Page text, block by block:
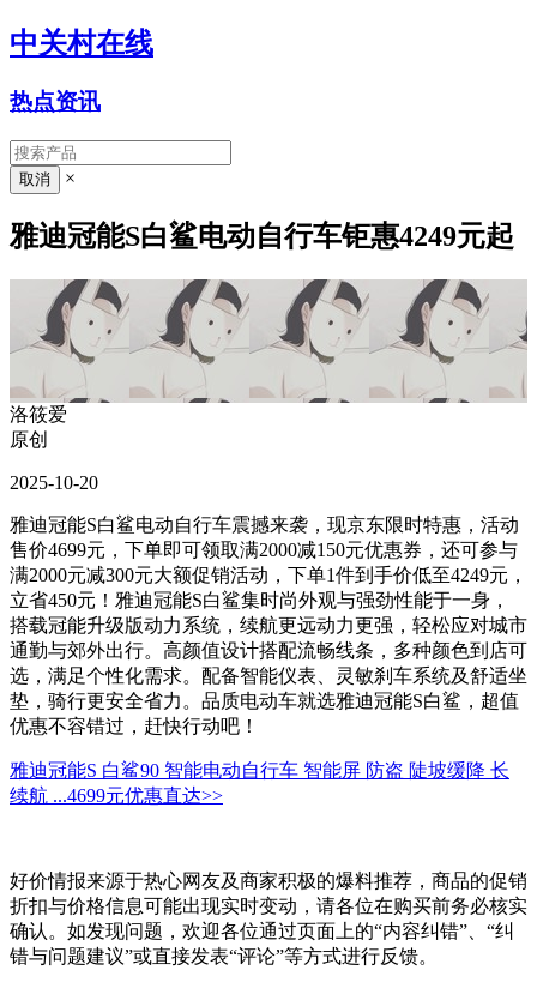
中关村在线
热点资讯
×
雅迪冠能S白鲨电动自行车钜惠4249元起
洛筱爱
原创
2025-10-20
雅迪冠能S白鲨电动自行车震撼来袭，现京东限时特惠，活动
售价4699元，下单即可领取满2000减150元优惠券，还可参与
满2000元减300元大额促销活动，下单1件到手价低至4249元，
立省450元！雅迪冠能S白鲨集时尚外观与强劲性能于一身，
搭载冠能升级版动力系统，续航更远动力更强，轻松应对城市
通勤与郊外出行。高颜值设计搭配流畅线条，多种颜色到店可
选，满足个性化需求。配备智能仪表、灵敏刹车系统及舒适坐
垫，骑行更安全省力。品质电动车就选雅迪冠能S白鲨，超值
优惠不容错过，赶快行动吧！
雅迪冠能S 白鲨90 智能电动自行车 智能屏 防盗 陡坡缓降 长
续航 ...4699元优惠直达>>
好价情报来源于热心网友及商家积极的爆料推荐，商品的促销
折扣与价格信息可能出现实时变动，请各位在购买前务必核实
确认。如发现问题，欢迎各位通过页面上的“内容纠错”、“纠
错与问题建议”或直接发表“评论”等方式进行反馈。